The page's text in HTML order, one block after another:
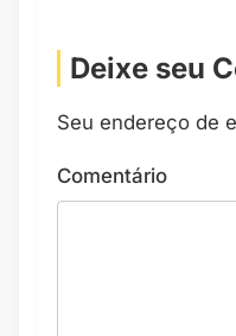
Deixe seu
Seu endereço de
Comentário